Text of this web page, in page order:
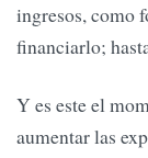
ingresos, como
financiarlo;
Y es este el
aumentar las